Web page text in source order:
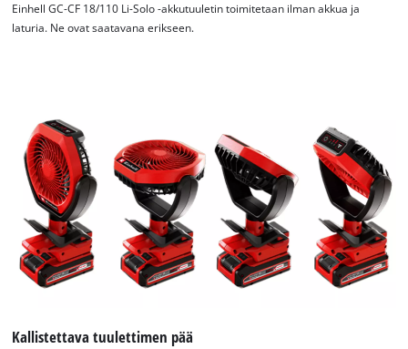
Tarvitsemme suostumuksesi palvelun
Google Maps lataamiseen!
This content is not permitted to load due
to trackers that are not disclosed to the
visitor. The website owner needs to setup
the site with their CMP to add this content
to the list of technologies used.
Powered by
Usercentrics Consent
Einhell GC-CF 18/110 Li-Solo -akkutuuletin toimitetaan ilman akkua ja
laturia. Ne ovat saatavana erikseen.
Kallistettava tuulettimen pää